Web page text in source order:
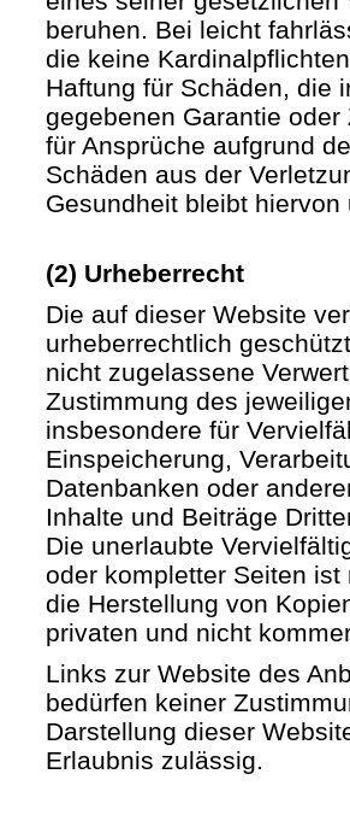
beruhen. Bei leicht
die keine
Haftung für Schäden, die
gegebenen Garantie
für Ansprüche aufgrund
Schäden aus der
Gesundheit bleibt hiervon
(2) Urheberrecht
Die auf dieser Website
urheberrechtlich
nicht zugelassene
Zustimmung des
insbesondere für
Einspeicherung,
Datenbanken oder
Inhalte und Beiträge
Die unerlaubte
oder kompletter Seiten
die Herstellung von
privaten und nicht
Links zur Website des
bedürfen keiner
Darstellung dieser
Erlaubnis zulässig.